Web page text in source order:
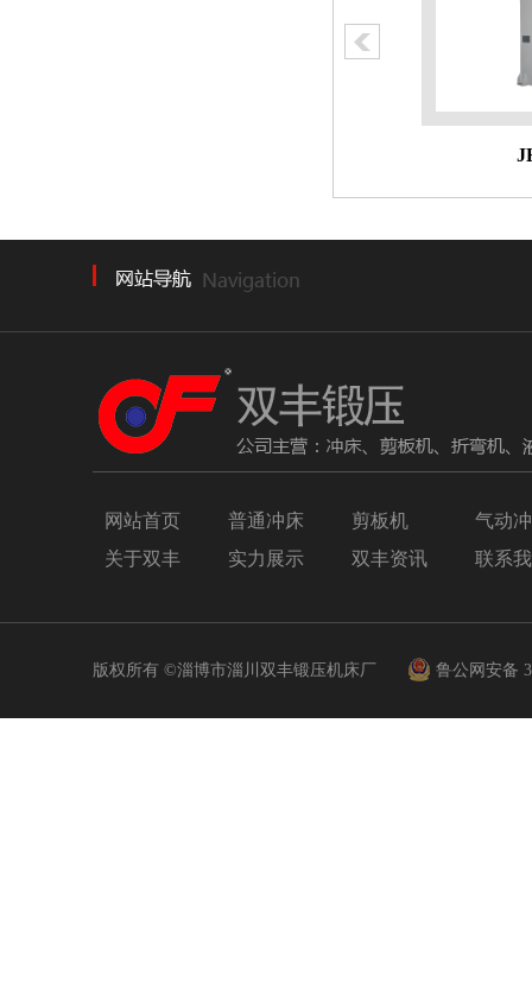
网站首页 普通冲床 剪板机
气动
关于双丰
实力展示 双丰资讯 联系
版权所有 ©淄博市淄川双丰锻压机床厂 鲁公网安备